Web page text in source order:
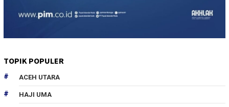
TOPIK POPULER
ACEH UTARA
HAJI UMA